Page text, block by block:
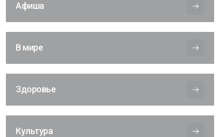
Афиша
В мире
Здоровье
Культура